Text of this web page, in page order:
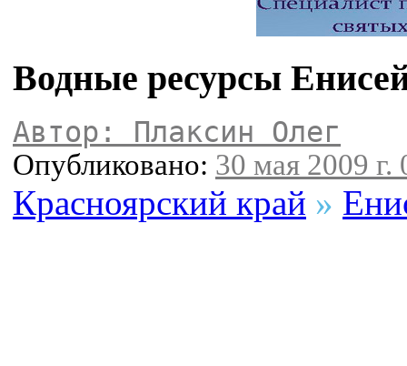
Водные ресурсы
Автор: Плаксин Олег
Опубликовано: 30 мая 2009 г.
Красноярский край »